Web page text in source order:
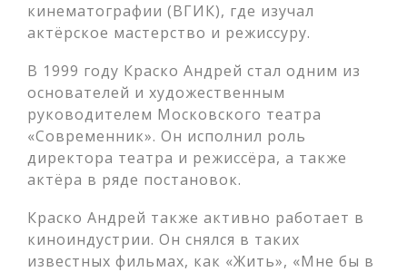
кинематографии (ВГИК), где изучал
актёрское мастерство и режиссуру.
В 1999 году Краско Андрей стал одним из
основателей и художественным
руководителем Московского театра
«Современник». Он исполнил роль
директора театра и режиссёра, а также
актёра в ряде постановок.
Краско Андрей также активно работает в
киноиндустрии. Он снялся в таких
известных фильмах, как «Жить», «Мне бы в